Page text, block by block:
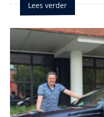
Lees verder